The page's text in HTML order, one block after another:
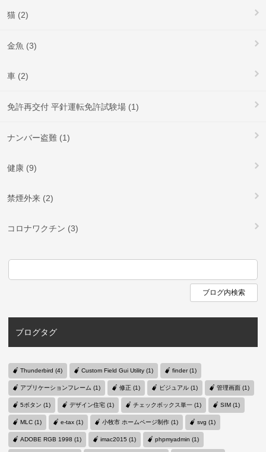
猫 (2)
金魚 (3)
車 (2)
免許再交付 平針運転免許試験場 (1)
ナンバー盗難 (1)
健康 (9)
禁煙外来 (2)
コロナワクチン (3)
ブログタグ
Thunderbird (4) Custom Field Gui Utility (1) finder (1)
アプリケーションフレーム (1) 修正 (1) ビジュアル (1) 管理画面 (1)
5ボタン (1) デザイン住宅 (1) チェックボックス単一 (1) SIM (1)
MLC (1) e-tax (1) 小牧市 ホームページ制作 (1) svg (1)
ADOBE RGB 1998 (1) imac2015 (1) phpmyadmin (1)